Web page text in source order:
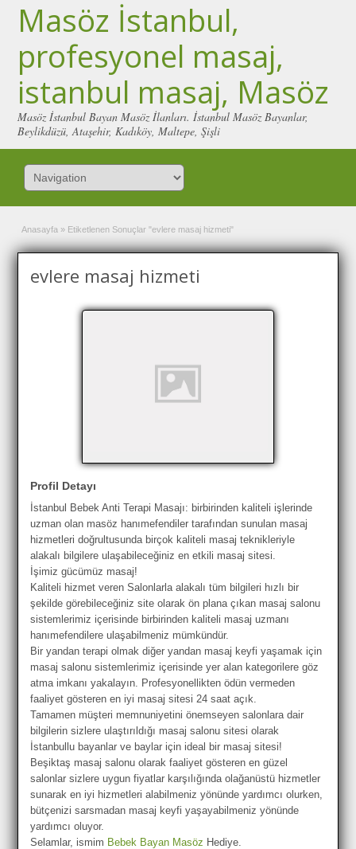
Masöz İstanbul,
profesyonel masaj,
istanbul masaj, Masöz
Masöz İstanbul Bayan Masöz İlanları. İstanbul Masöz Bayanlar,
Beylikdüzü, Ataşehir, Kadıköy, Maltepe, Şişli
Anasayfa » Etiketlenen Sonuçlar "evlere masaj hizmeti"
evlere masaj hizmeti
Profil Detayı
İstanbul Bebek Anti Terapi Masajı: birbirinden kaliteli işlerinde
uzman olan masöz hanımefendiler tarafından sunulan masaj
hizmetleri doğrultusunda birçok kaliteli masaj teknikleriyle
alakalı bilgilere ulaşabileceğiniz en etkili masaj sitesi.
İşimiz gücümüz masaj!
Kaliteli hizmet veren Salonlarla alakalı tüm bilgileri hızlı bir
şekilde görebileceğiniz site olarak ön plana çıkan masaj salonu
sistemlerimiz içerisinde birbirinden kaliteli masaj uzmanı
hanımefendilere ulaşabilmeniz mümkündür.
Bir yandan terapi olmak diğer yandan masaj keyfi yaşamak için
masaj salonu sistemlerimiz içerisinde yer alan kategorilere göz
atma imkanı yakalayın. Profesyonellikten ödün vermeden
faaliyet gösteren en iyi masaj sitesi 24 saat açık.
Tamamen müşteri memnuniyetini önemseyen salonlara dair
bilgilerin sizlere ulaştırıldığı masaj salonu sitesi olarak
İstanbullu bayanlar ve baylar için ideal bir masaj sitesi!
Beşiktaş masaj salonu olarak faaliyet gösteren en güzel
salonlar sizlere uygun fiyatlar karşılığında olağanüstü hizmetler
sunarak en iyi hizmetleri alabilmeniz yönünde yardımcı olurken,
bütçenizi sarsmadan masaj keyfi yaşayabilmeniz yönünde
yardımcı oluyor.
Selamlar, ismim Bebek Bayan Masöz Hediye.